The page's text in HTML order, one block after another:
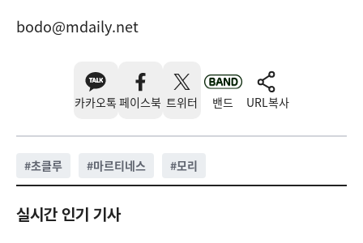
bodo@mdaily.net
카카오톡 페이스북 트위터 밴드 URL복사
#초클루 #마르티네스 #모리
실시간 인기 기사